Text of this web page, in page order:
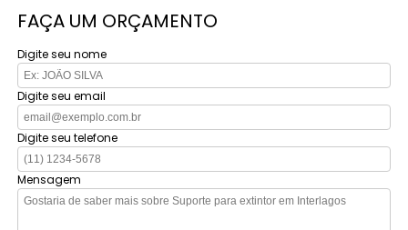
FAÇA UM ORÇAMENTO
Digite seu nome
Digite seu email
Digite seu telefone
Mensagem